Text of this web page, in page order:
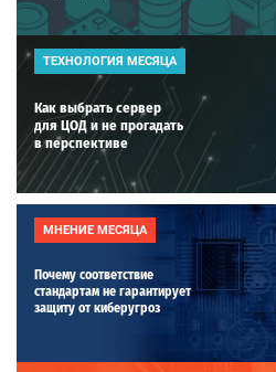
ТЕХНОЛОГИЯ МЕСЯЦА
Как выбрать сервер
для ЦОД и не прогадать
в перспективе
МНЕНИЕ МЕСЯЦА
Почему соответствие
стандартам не гарантирует
защиту от киберугроз